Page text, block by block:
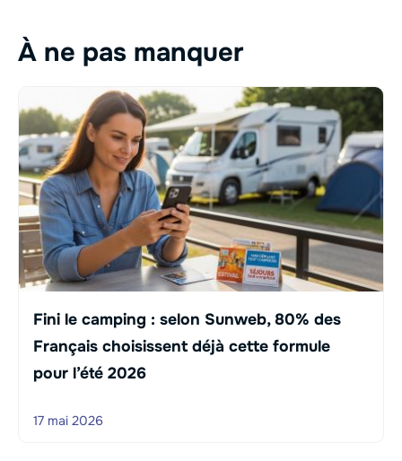
À ne pas manquer
Fini le camping : selon Sunweb, 80% des
Français choisissent déjà cette formule
pour l’été 2026
17 mai 2026